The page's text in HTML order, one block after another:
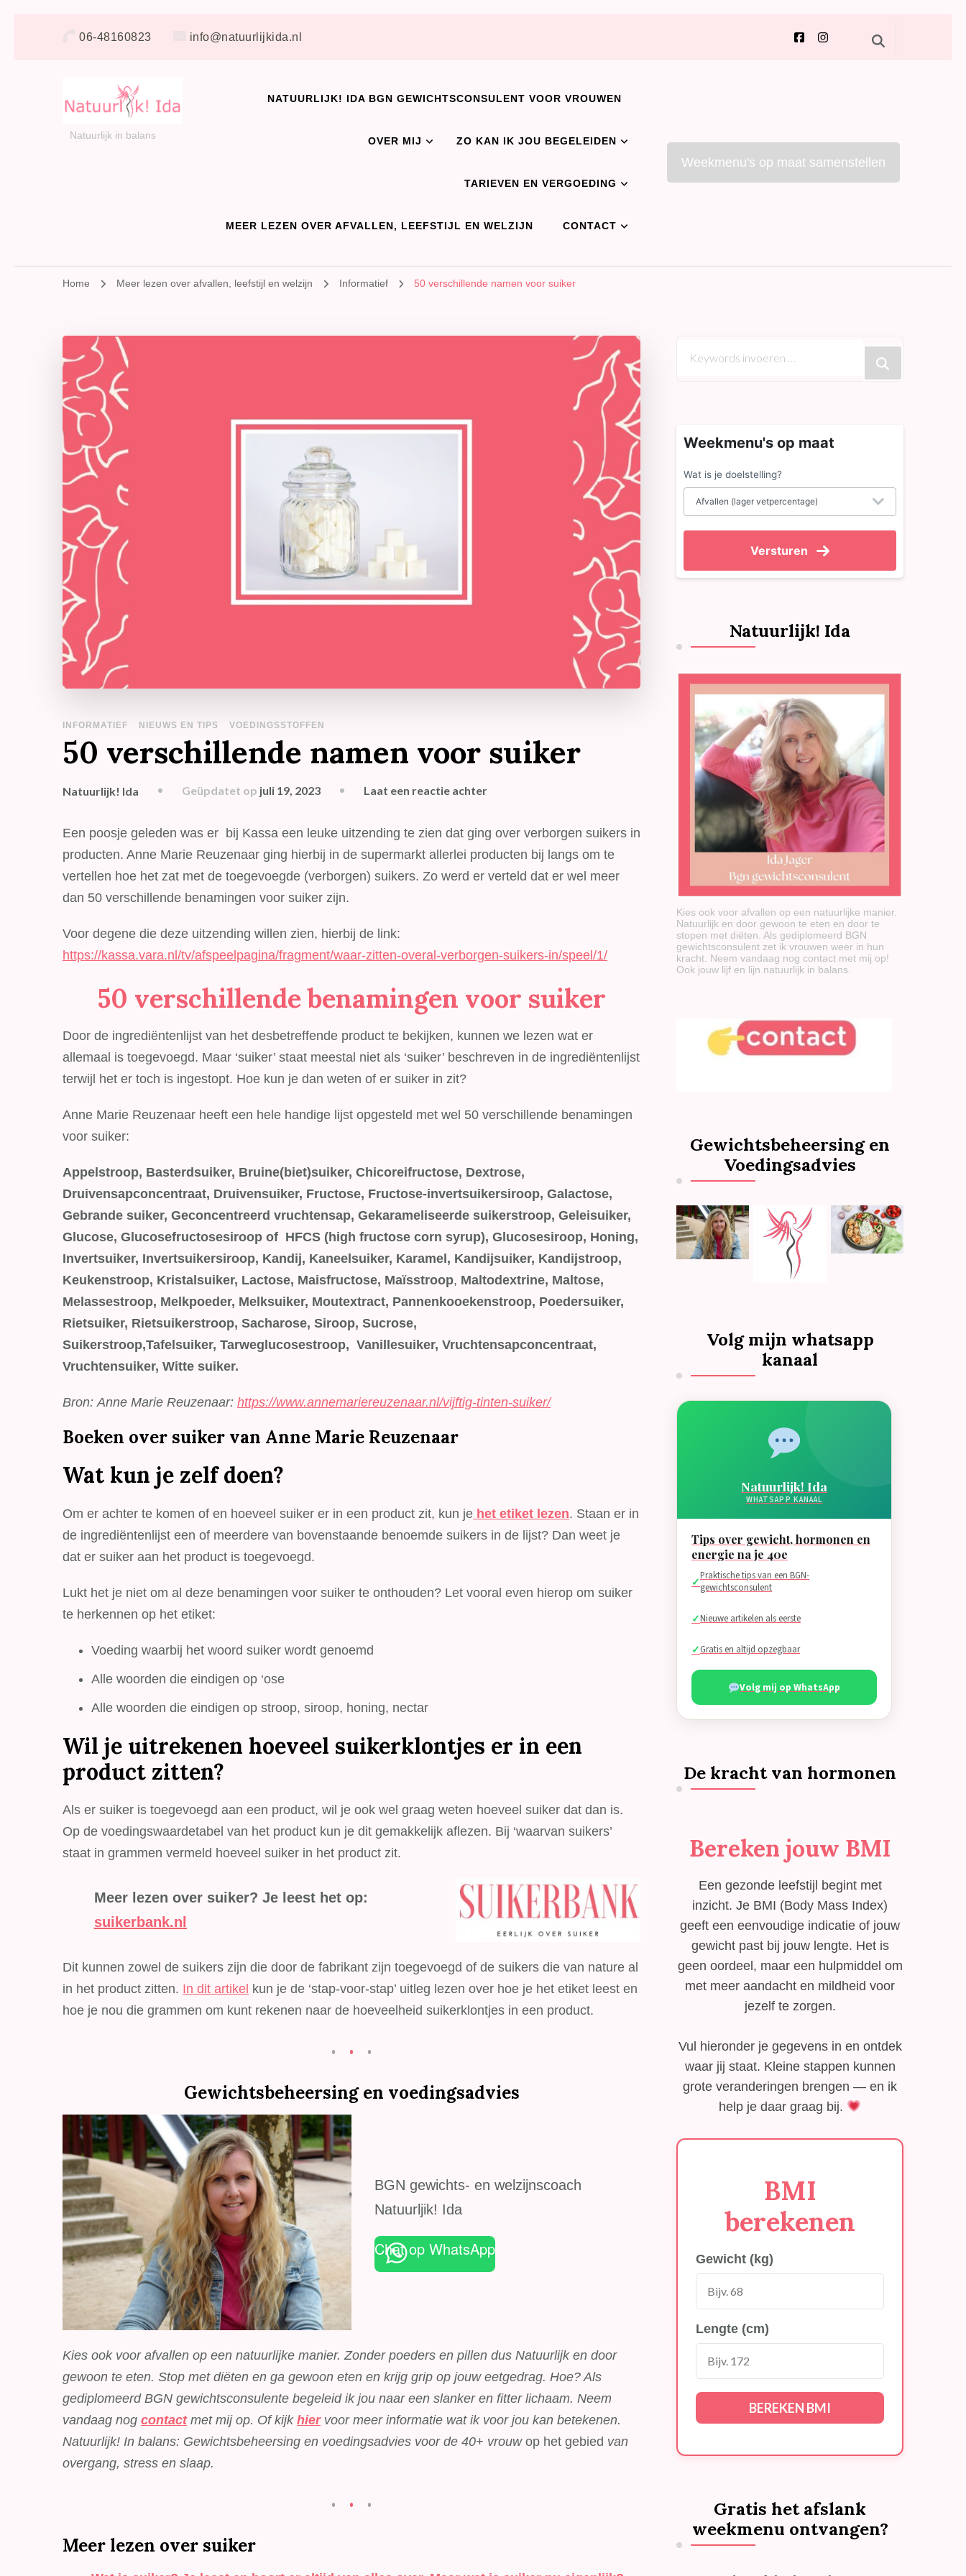
06-48160823 info@natuurlijkida.nl
Natuurlijk in balans
NATUURLIJK! IDA BGN GEWICHTSCONSULENT VOOR VROUWEN
OVER MIJ ZO KAN IK JOU BEGELEIDEN
TARIEVEN EN VERGOEDING
MEER LEZEN OVER AFVALLEN, LEEFSTIJL EN WELZIJN CONTACT
Weekmenu's op maat samenstellen
Home Meer lezen over afvallen, leefstijl en welzijn Informatief 50 verschillende namen voor suiker
INFORMATIEF NIEUWS EN TIPS VOEDINGSSTOFFEN
50 verschillende namen voor suiker
Natuurlijk! Ida Geüpdatet op juli 19, 2023 Laat een reactie achterop
verschillende
namen
Een poosje geleden was er bij Kassa een leuke uitzending te zien dat ging over verborgen suikers in
producten. Anne Marie Reuzenaar ging hierbij in de supermarkt allerlei producten bij langs om te
vertellen hoe het zat met de toegevoegde (verborgen) suikers. Zo werd er verteld dat er wel meer
dan 50 verschillende benamingen voor suiker zijn.
Voor degene die deze uitzending willen zien, hierbij de link:
https://kassa.vara.nl/tv/afspeelpagina/fragment/waar-zitten-overal-verborgen-suikers-in/speel/1/
50 verschillende benamingen voor suiker
Door de ingrediëntenlijst van het desbetreffende product te bekijken, kunnen we lezen wat er
allemaal is toegevoegd. Maar ‘suiker’ staat meestal niet als ‘suiker’ beschreven in de ingrediëntenlijst
terwijl het er toch is ingestopt. Hoe kun je dan weten of er suiker in zit?
Anne Marie Reuzenaar heeft een hele handige lijst opgesteld met wel 50 verschillende benamingen
voor suiker:
Appelstroop, Basterdsuiker, Bruine(biet)suiker, Chicoreifructose, Dextrose,
Druivensapconcentraat, Druivensuiker, Fructose, Fructose-invertsuikersiroop, Galactose,
Gebrande suiker, Geconcentreerd vruchtensap, Gekarameliseerde suikerstroop, Geleisuiker,
Glucose, Glucosefructosesiroop of HFCS (high fructose corn syrup), Glucosesiroop, Honing,
Invertsuiker, Invertsuikersiroop, Kandij, Kaneelsuiker, Karamel, Kandijsuiker, Kandijstroop,
Keukenstroop, Kristalsuiker, Lactose, Maisfructose, Maïsstroop, Maltodextrine, Maltose,
Melassestroop, Melkpoeder, Melksuiker, Moutextract, Pannenkooekenstroop, Poedersuiker,
Rietsuiker, Rietsuikerstroop, Sacharose, Siroop, Sucrose,
Suikerstroop,Tafelsuiker, Tarweglucosestroop, Vanillesuiker, Vruchtensapconcentraat,
Vruchtensuiker, Witte suiker.
Bron: Anne Marie Reuzenaar: https://www.annemariereuzenaar.nl/vijftig-tinten-suiker/
Boeken over suiker van Anne Marie Reuzenaar
Wat kun je zelf doen?
Om er achter te komen of en hoeveel suiker er in een product zit, kun je het etiket lezen. Staan er in
de ingrediëntenlijst een of meerdere van bovenstaande benoemde suikers in de lijst? Dan weet je
dat er suiker aan het product is toegevoegd.
Lukt het je niet om al deze benamingen voor suiker te onthouden? Let vooral even hierop om suiker
te herkennen op het etiket:
Voeding waarbij het woord suiker wordt genoemd
Alle woorden die eindigen op ‘ose
Alle woorden die eindigen op stroop, siroop, honing, nectar
Wil je uitrekenen hoeveel suikerklontjes er in een
product zitten?
Als er suiker is toegevoegd aan een product, wil je ook wel graag weten hoeveel suiker dat dan is.
Op de voedingswaardetabel van het product kun je dit gemakkelijk aflezen. Bij ‘waarvan suikers’
staat in grammen vermeld hoeveel suiker in het product zit.
Meer lezen over suiker? Je leest het op:
suikerbank.nl
Dit kunnen zowel de suikers zijn die door de fabrikant zijn toegevoegd of de suikers die van nature al
in het product zitten. In dit artikel kun je de ‘stap-voor-stap’ uitleg lezen over hoe je het etiket leest en
hoe je nou die grammen om kunt rekenen naar de hoeveelheid suikerklontjes in een product.
Gewichtsbeheersing en voedingsadvies
BGN gewichts- en welzijnscoach
Natuurljik! Ida
Chat op WhatsApp
Kies ook voor afvallen op een natuurlijke manier. Zonder poeders en pillen dus Natuurlijk en door
gewoon te eten. Stop met diëten en ga gewoon eten en krijg grip op jouw eetgedrag. Hoe? Als
gediplomeerd BGN gewichtsconsulente begeleid ik jou naar een slanker en fitter lichaam. Neem
vandaag nog contactmet mij op. Of kijk hiervoor meer informatie wat ik voor jou kan betekenen.
Natuurlijk! In balans: Gewichtsbeheersing en voedingsadvies voor de 40+ vrouwop het gebied van
overgang, stress en slaap.
Meer lezen over suiker
zoek
Weekmenu's op maat
Wat is je doelstelling?
Versturen
Natuurlijk! Ida
Kies ook voor afvallen op een natuurlijke manier.
Natuurlijk en door gewoon te eten en door te
stopen met diëten. Als gediplomeerd BGN
gewichtsconsulent zet ik vrouwen weer in hun
kracht. Neem vandaag nog contact met mij op!
Ook jouw lijf en lijn natuurlijk in balans.
Gewichtsbeheersing en
Voedingsadvies
Volg mijn whatsapp
kanaal
Natuurlijk! Ida
WHATSAPP KANAAL
Tips over gewicht, hormonen en
energie na je 40e
Praktische tips van een BGN-
gewichtsconsulent
Nieuwe artikelen als eerste
Gratis en altijd opzegbaar
Volg mij op WhatsApp
De kracht van hormonen
Bereken jouw BMI
Een gezonde leefstijl begint met
inzicht. Je BMI (Body Mass Index)
geeft een eenvoudige indicatie of jouw
gewicht past bij jouw lengte. Het is
geen oordeel, maar een hulpmiddel om
met meer aandacht en mildheid voor
jezelf te zorgen.
Vul hieronder je gegevens in en ontdek
waar jij staat. Kleine stappen kunnen
grote veranderingen brengen — en ik
help je daar graag bij.
BMI
berekenen
Gewicht (kg)
Lengte (cm)
BEREKEN BMI
Gratis het afslank
weekmenu ontvangen?